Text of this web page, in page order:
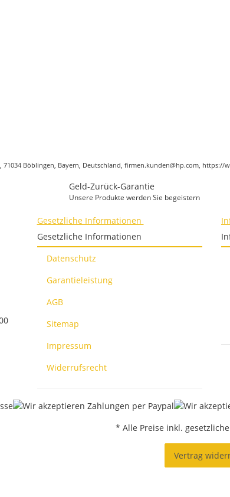
71034 Böblingen, Bayern, Deutschland, firmen.kunden@hp.com, https://
Geld-Zurück-Garantie
Unsere Produkte werden Sie begeistern
Gesetzliche Informationen
Gesetzliche Informationen
Datenschutz
Garantieleistung
AGB
Sitemap
Impressum
Widerrufsrecht
* Alle Preise inkl.
Vertrag